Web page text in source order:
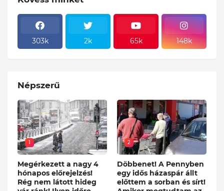
303k 2k 65k 148k
Népszerű
1
Megérkezett a nagy 4
hónapos előrejelzés!
Rég nem látott hideg
2
Döbbenet! A Pennyben
egy idős házaspár állt
előttem a sorban és sírt!